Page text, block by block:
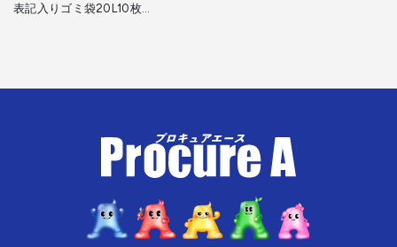
表記入りゴミ袋20L10枚